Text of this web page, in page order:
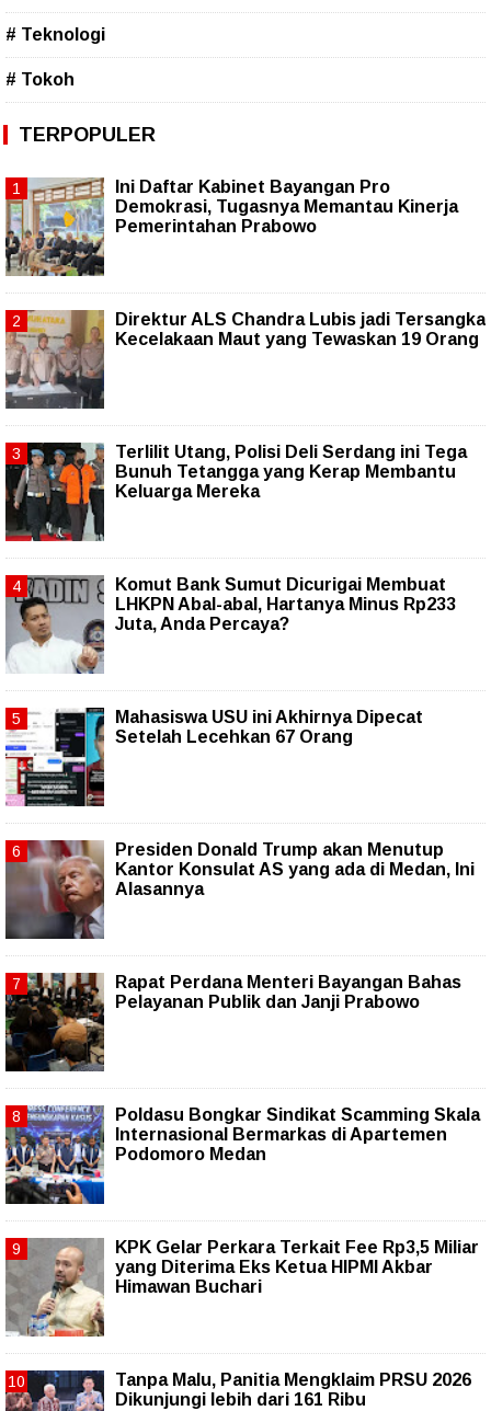
# Teknologi
# Tokoh
TERPOPULER
Ini Daftar Kabinet Bayangan Pro
Demokrasi, Tugasnya Memantau Kinerja
Pemerintahan Prabowo
Direktur ALS Chandra Lubis jadi Tersangka
Kecelakaan Maut yang Tewaskan 19 Orang
Terlilit Utang, Polisi Deli Serdang ini Tega
Bunuh Tetangga yang Kerap Membantu
Keluarga Mereka
Komut Bank Sumut Dicurigai Membuat
LHKPN Abal-abal, Hartanya Minus Rp233
Juta, Anda Percaya?
Mahasiswa USU ini Akhirnya Dipecat
Setelah Lecehkan 67 Orang
Presiden Donald Trump akan Menutup
Kantor Konsulat AS yang ada di Medan, Ini
Alasannya
Rapat Perdana Menteri Bayangan Bahas
Pelayanan Publik dan Janji Prabowo
Poldasu Bongkar Sindikat Scamming Skala
Internasional Bermarkas di Apartemen
Podomoro Medan
KPK Gelar Perkara Terkait Fee Rp3,5 Miliar
yang Diterima Eks Ketua HIPMI Akbar
Himawan Buchari
Tanpa Malu, Panitia Mengklaim PRSU 2026
Dikunjungi lebih dari 161 Ribu